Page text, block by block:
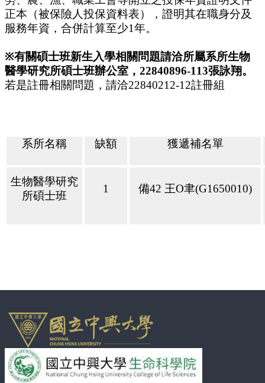
正本（被保險人投保資料表），證明其在職身分及
服務年資，合併計算至少1年。
※有關碩士班新生入學相關問題請洽所屬系所生物
醫學研究所碩士班辦公室， 22840896-113張詠翔。
若是註冊相關問題，請洽22840212-12註冊組
系所名稱 缺額 獲遞補名單
生物醫學研究
所碩士班
1 備42 王O聿(G1650010)